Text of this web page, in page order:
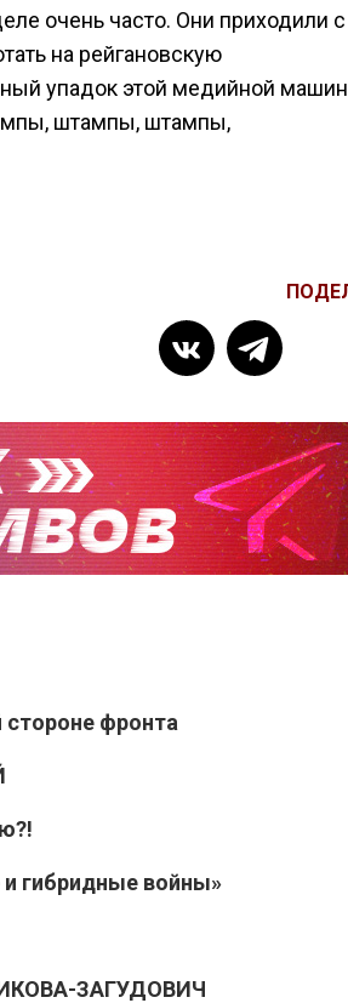
очень часто. Они приходили с
на рейгановскую
упадок этой медийной
штампы, штампы,
стороне фронта
гибридные войны»
ЗАГУДОВИЧ